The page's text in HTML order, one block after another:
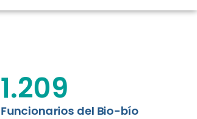
Funcionarios del Bio-bío
1.209